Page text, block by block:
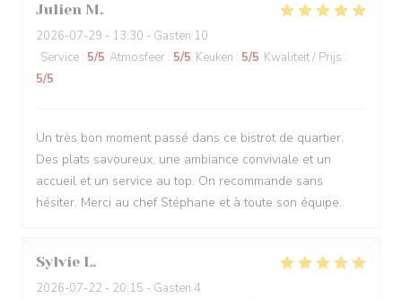
Julien M
2026-07-29 - 13:30 - Gasten 10
Service : 5/5 Atmosfeer : 5/5 Keuken : 5/5 Kwaliteit / Prijs :
5/5
Un très bon moment passé dans ce bistrot de quartier.
Des plats savoureux, une ambiance conviviale et un
accueil et un service au top. On recommande sans
hésiter. Merci au chef Stéphane et à toute son équipe.
Sylvie L
2026-07-22 - 20:15 - Gasten 4